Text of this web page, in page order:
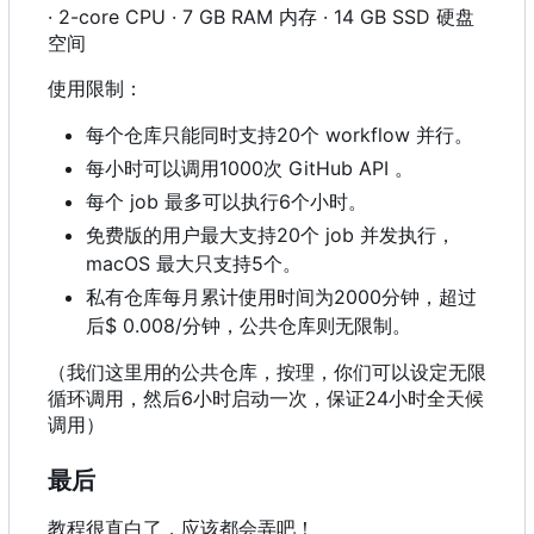
· 2-core CPU · 7 GB RAM 内存 · 14 GB SSD 硬盘
空间
使用限制：
每个仓库只能同时支持20个 workflow 并行。
每小时可以调用1000次 GitHub API 。
每个 job 最多可以执行6个小时。
免费版的用户最大支持20个 job 并发执行，
macOS 最大只支持5个。
私有仓库每月累计使用时间为2000分钟，超过
后$ 0.008/分钟，公共仓库则无限制。
（我们这里用的公共仓库，按理，你们可以设定无限
循环调用，然后6小时启动一次，保证24小时全天候
调用）
最后
教程很直白了，应该都会弄吧！